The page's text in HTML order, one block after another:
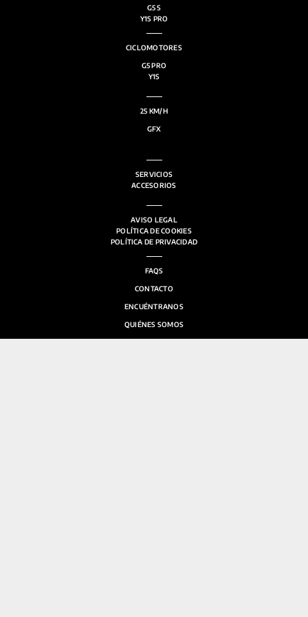
G5 S
Y1S PRO
CICLOMOTORES
G5 PRO
Y1S
25 KM/H
GFX
SERVICIOS
ACCESORIOS
AVISO LEGAL
POLÍTICA DE COOKIES
POLÍTICA DE PRIVACIDAD
FAQS
CONTACTO
ENCUÉNTRANOS
QUIÉNES SOMOS